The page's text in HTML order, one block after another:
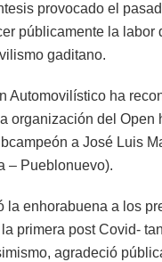
provocado el
públicamente la
gaditano.
Automovilístico ha
organización del
a José Luis
– Pueblonuevo).
la enhorabuena a los
primera post Covid-
agradeció